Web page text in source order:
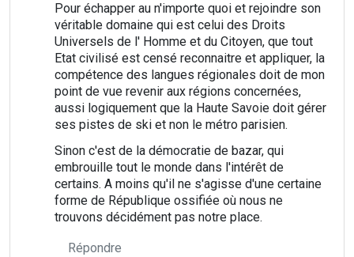
Pour échapper au n'importe quoi et rejoindre son
véritable domaine qui est celui des Droits
Universels de l' Homme et du Citoyen, que tout
Etat civilisé est censé reconnaitre et appliquer, la
compétence des langues régionales doit de mon
point de vue revenir aux régions concernées,
aussi logiquement que la Haute Savoie doit gérer
ses pistes de ski et non le métro parisien.
Sinon c'est de la démocratie de bazar, qui
embrouille tout le monde dans l'intérêt de
certains. A moins qu'il ne s'agisse d'une certaine
forme de République ossifiée où nous ne
trouvons décidément pas notre place.
Répondre